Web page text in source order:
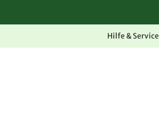
Hilfe & Service